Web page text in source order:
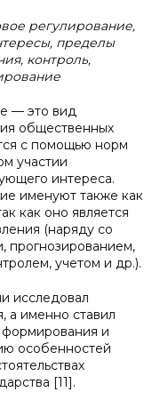
регулирование,
пределы
контроль,
— это вид
общественных
с помощью норм
участии
интереса.
именуют также как
как оно является
(наряду со
прогнозированием,
учетом и др.).
исследовал
а именно ставил
и
особенностей
[11].